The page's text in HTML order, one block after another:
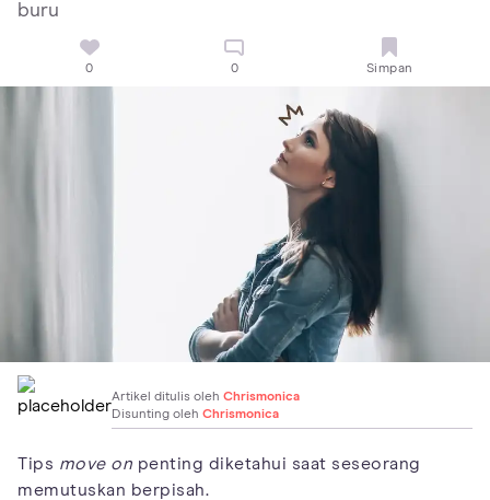
buru
0 0 Simpan
Artikel ditulis oleh Chrismonica
Disunting oleh Chrismonica
Tips move on penting diketahui saat seseorang
memutuskan berpisah.